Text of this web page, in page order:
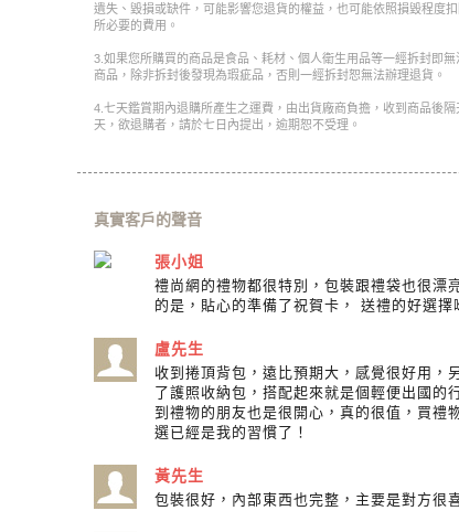
遺失、毀損或缺件，可能影響您退貨的權益，也可能依照損毀程度
所必要的費用。
3.如果您所購買的商品是食品、耗材、個人衛生用品等一經拆封即無
商品，除非拆封後發現為瑕疵品，否則一經拆封恕無法辦理退貨。
4.七天鑑賞期內退購所產生之運費，由出貨廠商負擔，收到商品後隔
天，欲退購者，請於七日內提出，逾期恕不受理。
真實客戶的聲音
張小姐
禮尚網的禮物都很特別，包裝跟禮袋也很漂
的是，貼心的準備了祝賀卡， 送禮的好選擇
盧先生
收到捲頂背包，遠比預期大，感覺很好用，
了護照收納包，搭配起來就是個輕便出國的
到禮物的朋友也是很開心，真的很值，買禮
選已經是我的習慣了！
黃先生
包裝很好，內部東西也完整，主要是對方很